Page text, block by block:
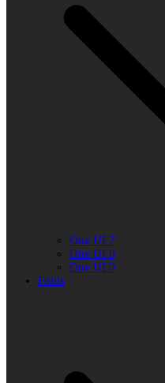
One UI 7
One UI 8
One UI 9
Folds